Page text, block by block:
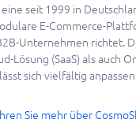
seit 1999 in
E-Commerce-
Unternehmen richtet.
Lösung (SaaS) als auch
sich vielfältig
Sie mehr über